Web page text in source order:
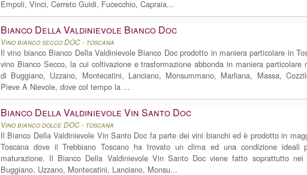
Empoli, Vinci, Cerreto Guidi, Fucecchio, Capraia...
Bianco Della Valdinievole Bianco Doc
Vino bianco secco DOC - toscana
Il vino bianco Bianco Della Valdinievole Bianco Doc prodotto in maniera particolare in
vino Bianco Secco, la cui coltivazione e trasformazione abbonda in maniera particolare
di Buggiano, Uzzano, Montecatini, Lanciano, Monsummano, Marliana, Massa,
Pieve A Nievole, dove col tempo la ...
Bianco Della Valdinievole Vin Santo Doc
Vino bianco dolce DOC - toscana
Il Bianco Della Valdinievole Vin Santo Doc fa parte dei vini bianchi ed è prodotto in
Toscana dove il Trebbiano Toscano ha trovato un clima ed una condizione ideali
maturazione. Il Bianco Della Valdinievole Vin Santo Doc viene fatto soprattutto nei
Buggiano, Uzzano, Montecatini, Lanciano, Monsu...